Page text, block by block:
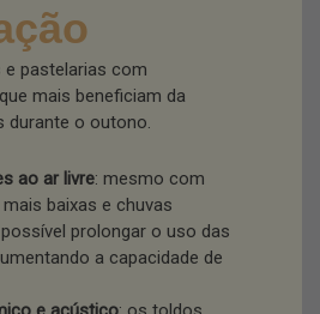
pastelarias com
mais beneficiam da
durante o outono.
ao ar livre: mesmo com
baixas e chuvas
prolongar o uso das
a capacidade de